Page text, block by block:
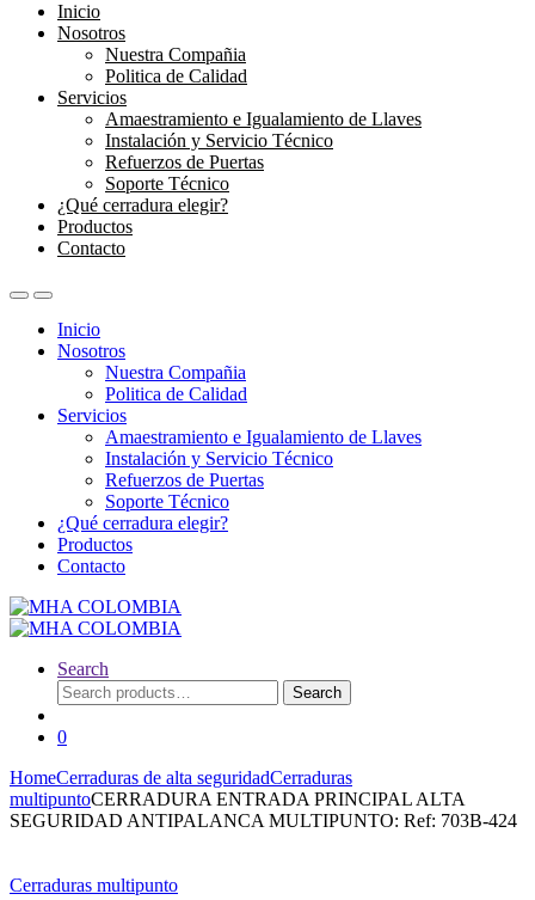
Inicio
Nosotros
Nuestra Compañia
Politica de Calidad
Servicios
Amaestramiento e Igualamiento de Llaves
Instalación y Servicio Técnico
Refuerzos de Puertas
Soporte Técnico
¿Qué cerradura elegir?
Productos
Contacto
Inicio
Nosotros
Nuestra Compañia
Politica de Calidad
Servicios
Amaestramiento e Igualamiento de Llaves
Instalación y Servicio Técnico
Refuerzos de Puertas
Soporte Técnico
¿Qué cerradura elegir?
Productos
Contacto
Search
Search
for:
Search
0
HomeCerraduras de alta seguridadCerraduras
multipuntoCERRADURA ENTRADA PRINCIPAL ALTA
SEGURIDAD ANTIPALANCA MULTIPUNTO: Ref: 703B-424
Cerraduras multipunto